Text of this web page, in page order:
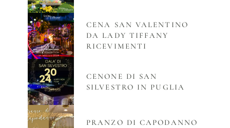
CENA SAN VALENTINO
DA LADY TIFFANY
RICEVIMENTI
CENONE DI SAN
SILVESTRO IN PUGLIA
PRANZO DI CAPODANNO